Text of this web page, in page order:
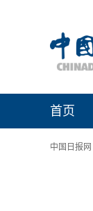
首页
中国日报网